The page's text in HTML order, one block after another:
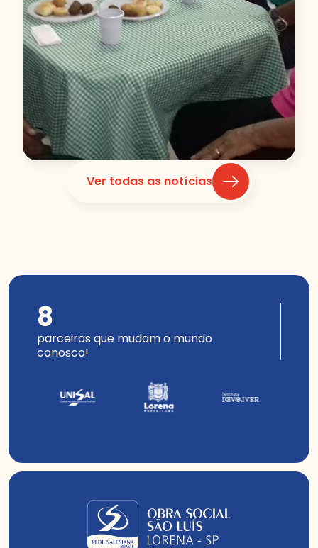
Ver todas as notícias
parceiros que mudam o mundo
conosco!
8